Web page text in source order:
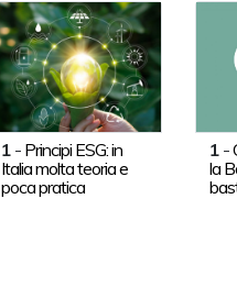
1- Principi ESG: in
Italia molta teoria e
poca pratica
1 -
la